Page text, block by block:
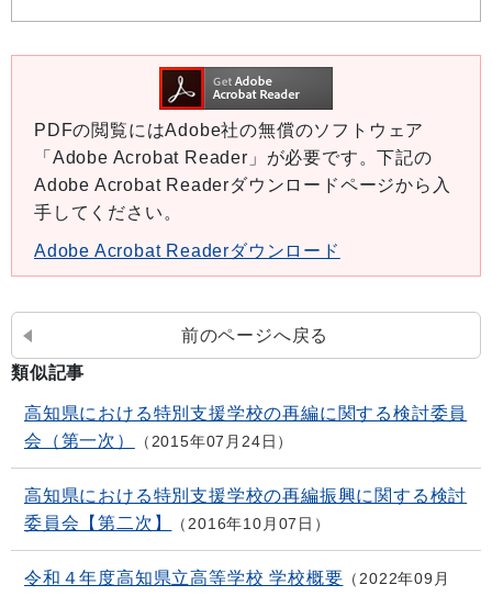
PDFの閲覧にはAdobe社の無償のソフトウェア
「Adobe Acrobat Reader」が必要です。下記の
Adobe Acrobat Readerダウンロードページから入
手してください。
Adobe Acrobat Readerダウンロード
前のページへ戻る
類似記事
高知県における特別支援学校の再編に関する検討委員
会（第一次）
2015年07月24日
高知県における特別支援学校の再編振興に関する検討
委員会【第二次】
2016年10月07日
令和４年度高知県立高等学校 学校概要
2022年09月